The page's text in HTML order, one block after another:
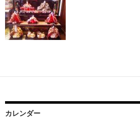
カレンダー